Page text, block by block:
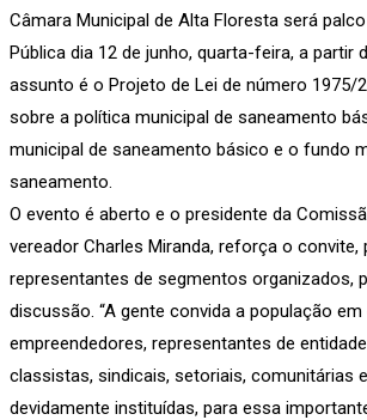
Câmara Municipal de Alta Floresta será
Pública dia 12 de junho, quarta-feira, a partir
assunto é o Projeto de Lei de número 1975/
sobre a política municipal de saneamento
municipal de saneamento básico e o fundo
saneamento.
O evento é aberto e o presidente da
vereador Charles Miranda, reforça o convite,
representantes de segmentos organizados,
discussão. “A gente convida a população
empreendedores, representantes de
classistas, sindicais, setoriais, comunitárias
devidamente instituídas, para essa